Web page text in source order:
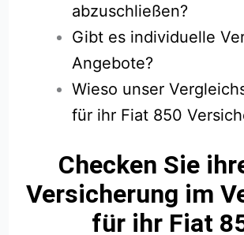
abzuschließen?
Gibt es individuelle
Angebote?
Wieso unser
für ihr Fiat 850
Checken Sie
Versicherung im
für ihr Fiat